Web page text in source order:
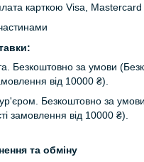
карткою Visa,
Безкоштовно за умови
від 10000 ₴).
Безкоштовно за
замовлення від 10000 ₴).
та обміну